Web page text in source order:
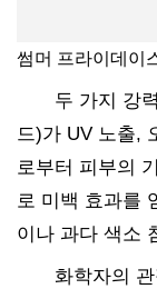
썸머 프라이데이
두 가지 강
드)가 UV 노출,
로부터 피부의
로 미백 효과를
이나 과다 색소
화학자의